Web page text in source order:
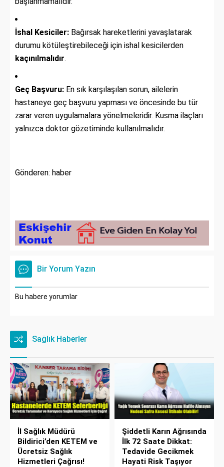
İshal Kesiciler: Bağırsak hareketlerini yavaşlatarak
durumu kötüleştirebileceği için ishal kesicilerden
kaçınılmalıdır.
Geç Başvuru: En sık karşılaşılan sorun, ailelerin
hastaneye geç başvuru yapması ve öncesinde bu tür
zarar veren uygulamalara yönelmeleridir. Kusma ilaçları
yalnızca doktor gözetiminde kullanılmalıdır.
Gönderen: haber
Bir Yorum Yazın
Bu habere yorumlar
Sağlık Haberler
İl Sağlık Müdürü
Bildirici’den KETEM ve
Ücretsiz Sağlık
Hizmetleri Çağrısı!
Şiddetli Karın Ağrısında
İlk 72 Saate Dikkat:
Tedavide Gecikmek
Hayati Risk Taşıyor